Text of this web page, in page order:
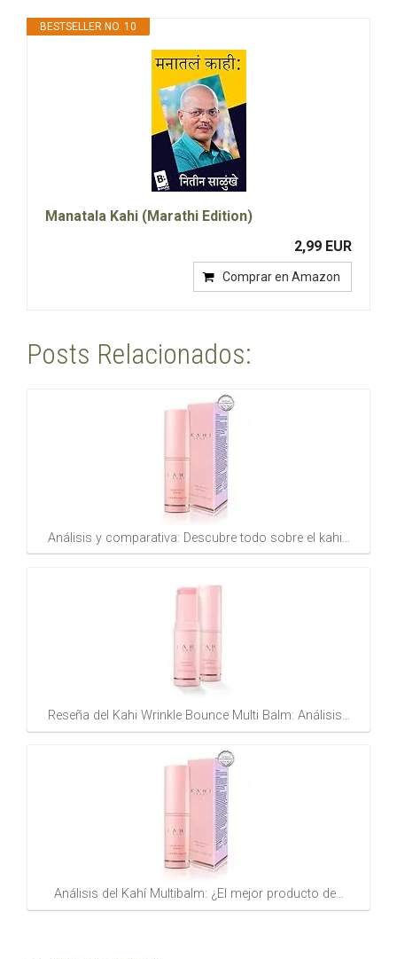
BESTSELLER NO. 10
Manatala Kahi (Marathi Edition)
2,99 EUR
Comprar en Amazon
Posts Relacionados:
Análisis y comparativa: Descubre todo sobre el kahi…
Reseña del Kahi Wrinkle Bounce Multi Balm: Análisis…
Análisis del Kahí Multibalm: ¿El mejor producto de…